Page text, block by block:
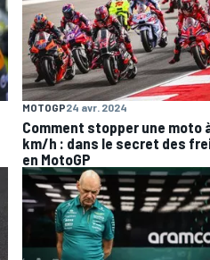
MOTOGP24 avr. 2024
Comment stopper une moto
km/h : dans le secret des
en MotoGP